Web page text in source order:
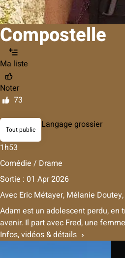
Compostelle
Ma liste
Noter
73
Tout public
Langage grossier
1h53
Comédie / Drame
Sortie : 01 Apr 2026
Avec Eric Métayer, Mélanie
Adam est un adolescent perdu, en
avenir. Il part avec Fred, une
Infos, vidéos & détails